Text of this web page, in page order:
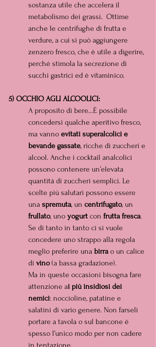
sostanza utile che accelera il
metabolismo dei grassi.  Ottime
anche le centrifughe di frutta e
verdure, a cui si può aggiungere
zenzero fresco, che è utile a digerire,
perché stimola la secrezione di
succhi gastrici ed è vitaminico.
5) OCCHIO AGLI ALCOOLICI:
A proposito di bere…È possibile
concedersi qualche aperitivo fresco,
ma vanno evitati superalcolici e
bevande gassate, ricche di zuccheri e
alcool. Anche i cocktail analcolici
possono contenere un’elevata
quantità di zuccheri semplici. Le
scelte più salutari possono essere
una spremuta, un centrifugato, un
frullato, uno yogurt con frutta fresca.
Se di tanto in tanto ci si vuole
concedere uno strappo alla regola
meglio preferire una birra o un calice
di vino (a bassa gradazione).
Ma in queste occasioni bisogna fare
attenzione ai più insidiosi dei
nemici: noccioline, patatine e
salatini di vario genere. Non farseli
portare a tavola o sul bancone è
spesso l’unico modo per non cadere
in tentazione.